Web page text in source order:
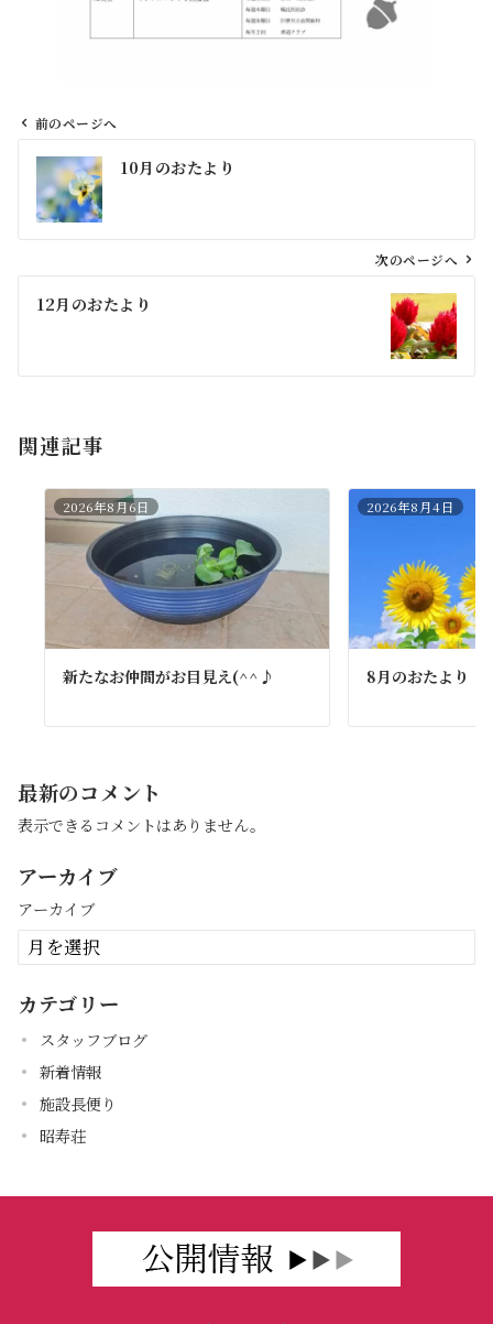
ビ
ン
前のページへ
10月のおたより
次のページへ
12月のおたより
関連記事
2026年8月6日
新たなお仲間がお目見え(^^♪
2026年8月4日
8月のおたより
最新のコメント
表示できるコメントはありません。
アーカイブ
アーカイブ
カテゴリー
スタッフブログ
新着情報
施設長便り
昭寿荘